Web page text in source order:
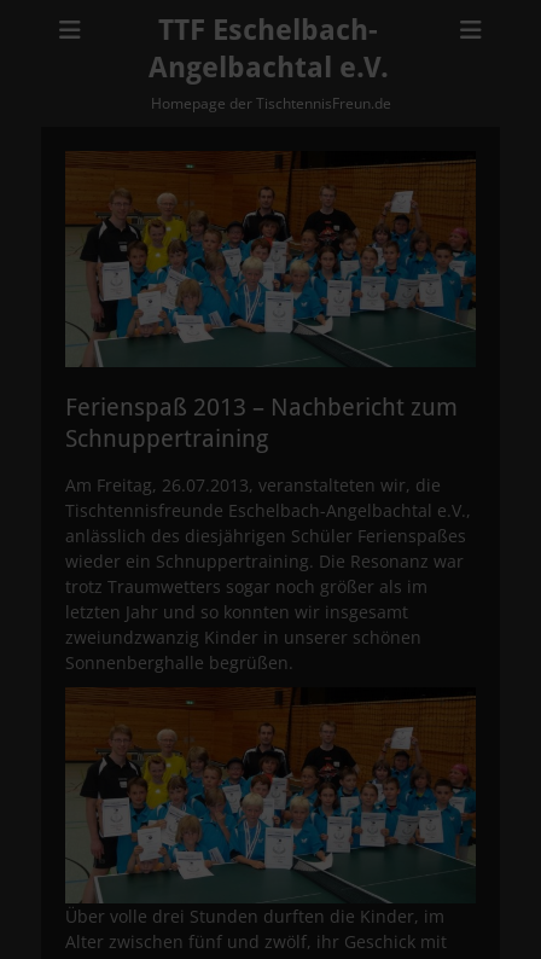
TTF Eschelbach-
Angelbachtal e.V.
Homepage der TischtennisFreun.de
Ferienspaß 2013 – Nachbericht zum
Schnuppertraining
Am Freitag, 26.07.2013, veranstalteten wir, die
Tischtennisfreunde Eschelbach-Angelbachtal e.V.,
anlässlich des diesjährigen Schüler Ferienspaßes
wieder ein Schnuppertraining. Die Resonanz war
trotz Traumwetters sogar noch größer als im
letzten Jahr und so konnten wir insgesamt
zweiundzwanzig Kinder in unserer schönen
Sonnenberghalle begrüßen.
Über volle drei Stunden durften die Kinder, im
Alter zwischen fünf und zwölf, ihr Geschick mit